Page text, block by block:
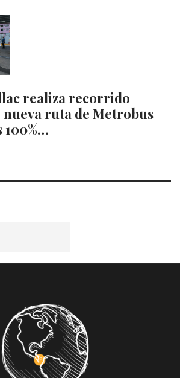
realiza recorrido
ruta de Metrobus
100%…